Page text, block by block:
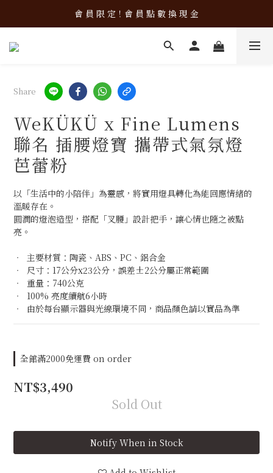
新 品 上 架！超 質 感 韓 系 餐 具 組 合 優 惠 中 ❤️
會 員 限 定！會 員 點 數 換 現 金
新 品 上 架！超 質 感 韓 系 餐 具 組 合 優 惠 中 ❤️
Share
WeKÜKÜ x Fine Lumens
聯名 插腰燈寶 攜帶式氣氛燈
芭蕾粉
以「生活中的小陪伴」為靈感，將實用燈具轉化為能回應情緒的
溫暖存在。
圓潤的燈泡造型，搭配「叉腰」設計把手，讓心情也隨之被點
亮。
‧  主要材質：陶瓷、ABS、PC、鋁合金
‧  尺寸：17公分x23公分，誤差±2公分屬正常範圍
‧  重量：740公克
‧  100% 亮度續航6小時
‧  由於每台顯示器與光線環境不同，商品顏色請以實品為準
全館滿2000免運費 on order
NT$3,490
Sold Out
Notify When in Stock